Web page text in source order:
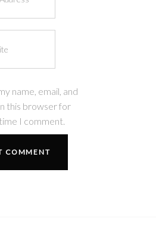
name, email, and
this browser for
I comment.